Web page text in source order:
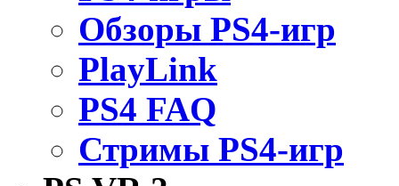
Обзоры PS4-игр
PlayLink
PS4 FAQ
Стримы PS4-игр